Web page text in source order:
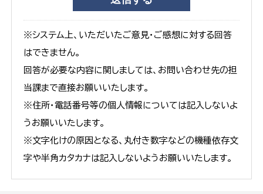
※システム上、いただいたご意見・ご感想に対する回答
はできません。
回答が必要な内容に関しましては、お問い合わせ先の担
当課まで直接お願いいたします。
※住所・電話番号等の個人情報については記入しないよ
うお願いいたします。
※文字化けの原因となる、丸付き数字などの機種依存文
字や半角カタカナは記入しないようお願いいたします。